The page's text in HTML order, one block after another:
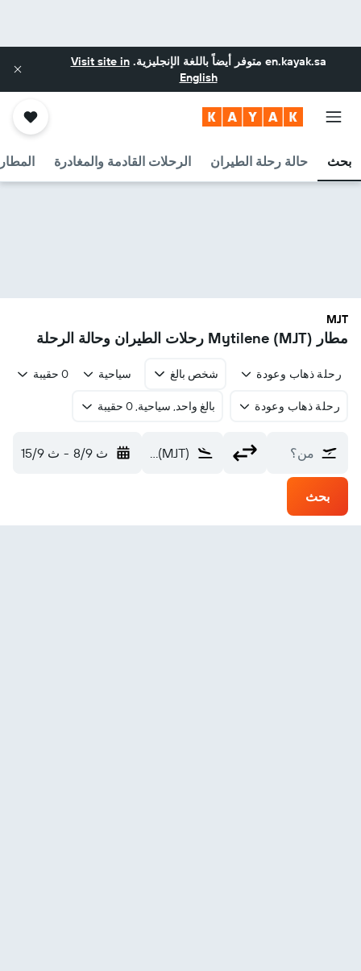
en.kayak.sa متوفر أيضاً باللغة الإنجليزية.Visit site in
English
بحث حالة رحلة الطيران الرحلات القادمة والمغادرة
MJT
مطار Mytilene (MJT) رحلات الطيران وحالة الرحلة
رحلة ذهاب وعودة شخص بالغ سياحية 0 حقيبة
رحلة ذهاب وعودة بالغ واحد, سياحية, 0 حقيبة
من؟ Mytilene (MJT) ث 8/9 - ث 15/9
بحث